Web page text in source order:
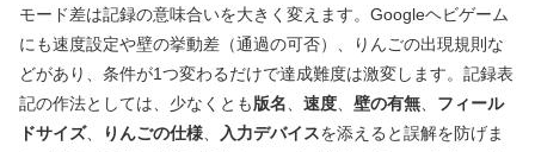
モード差は記録の意味合いを大きく変えます。Googleヘビゲーム
にも速度設定や壁の挙動差（通過の可否）、りんごの出現規則な
どがあり、条件が1つ変わるだけで達成難度は激変します。記録表
記の作法としては、少なくとも版名 速度 壁の有無
フィール
ドサイズ、 りんごの仕様 入力デバイスを添えると誤解を防げま